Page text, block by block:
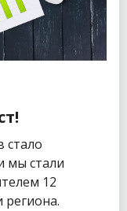
стало
мы стали
12